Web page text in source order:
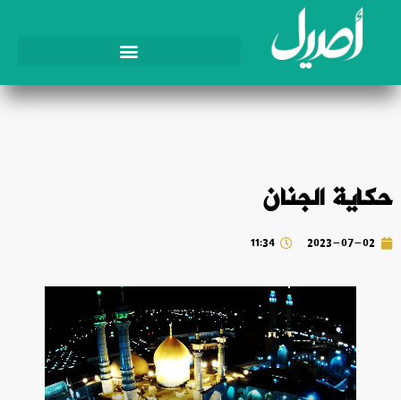
حكاية الجنان
2023-07-02
11:34